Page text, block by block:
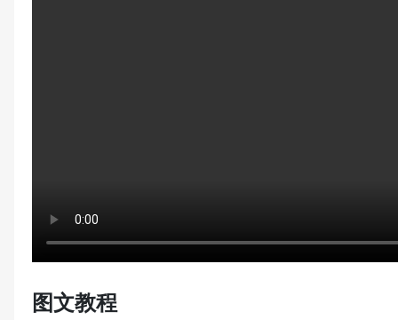
图文教程